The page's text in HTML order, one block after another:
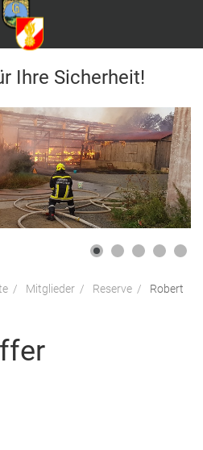
Ihre Sicherheit!
Mitglieder Reserve
Robert